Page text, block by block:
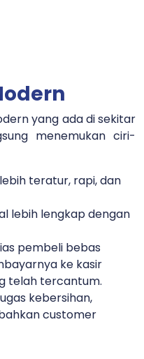
yang ada di sekitar
menemukan ciri-
teratur, rapi, dan
lebih lengkap dengan
pembeli bebas
ke kasir
telah tercantum.
kebersihan,
customer